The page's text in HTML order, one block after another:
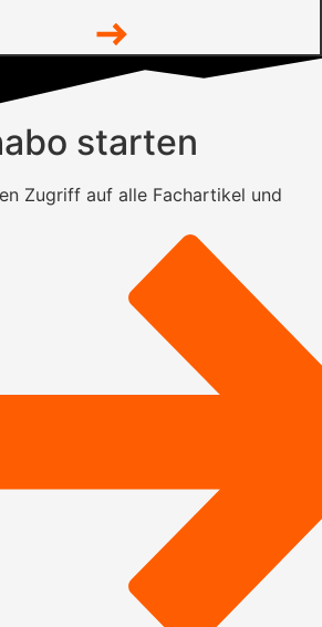
starten
Zugriff auf alle Fachartikel und